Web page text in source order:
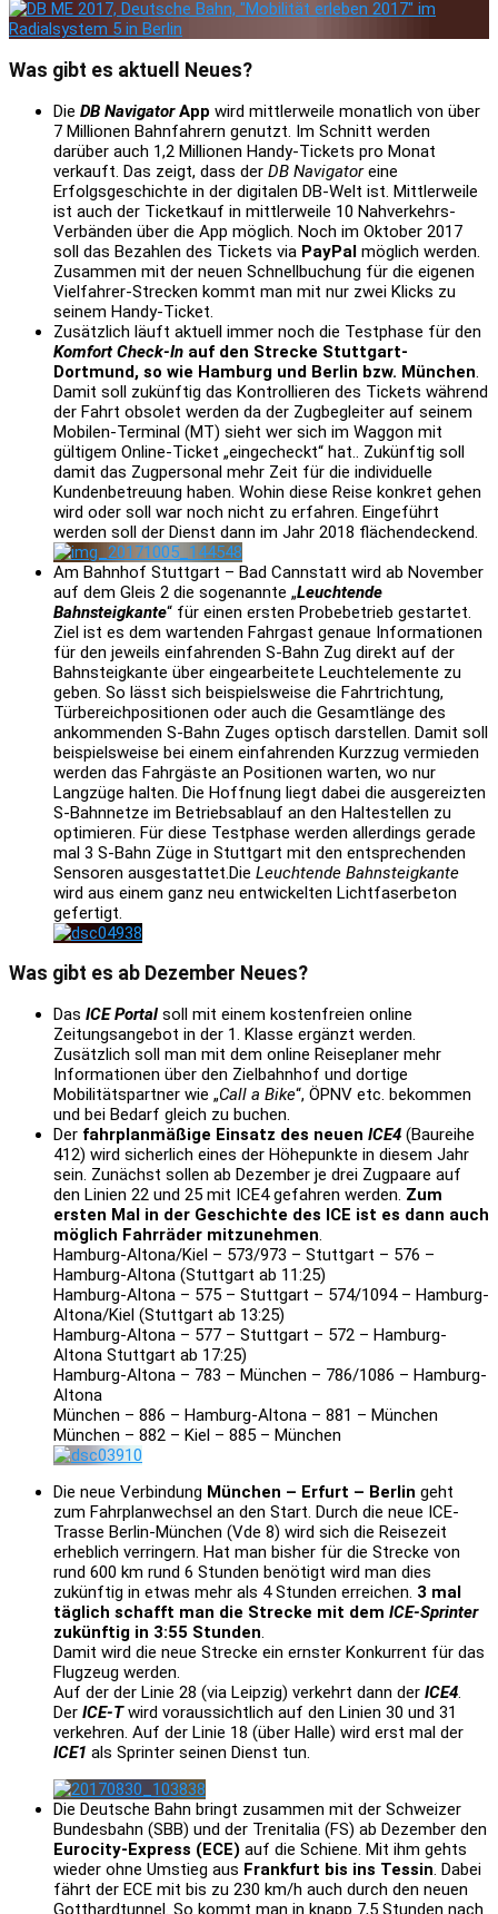
Was gibt es aktuell Neues?
Die DB NavigatorApp wird mittlerweile monatlich von über
7 Millionen Bahnfahrern genutzt. Im Schnitt werden
darüber auch 1,2 Millionen Handy-Tickets pro Monat
verkauft. Das zeigt, dass der DB Navigatoreine
Erfolgsgeschichte in der digitalen DB-Welt ist. Mittlerweile
ist auch der Ticketkauf in mittlerweile 10 Nahverkehrs-
Verbänden über die App möglich. Noch im Oktober 2017
soll das Bezahlen des Tickets via PayPal möglich werden.
Zusammen mit der neuen Schnellbuchung für die eigenen
Vielfahrer-Strecken kommt man mit nur zwei Klicks zu
seinem Handy-Ticket.
Zusätzlich läuft aktuell immer noch die Testphase für den
Komfort Check-In auf den Strecke Stuttgart-
Dortmund, so wie Hamburg und Berlin bzw. München
Damit soll zukünftig das Kontrollieren des Tickets während
der Fahrt obsolet werden da der Zugbegleiter auf seinem
Mobilen-Terminal (MT) sieht wer sich im Waggon mit
gültigem Online-Ticket „eingecheckt“ hat.. Zukünftig soll
damit das Zugpersonal mehr Zeit für die individuelle
Kundenbetreuung haben. Wohin diese Reise konkret gehen
wird oder soll war noch nicht zu erfahren. Eingeführt
werden soll der Dienst dann im Jahr 2018 flächendeckend.
Am Bahnhof Stuttgart – Bad Cannstatt wird ab November
auf dem Gleis 2 die sogenannte „Leuchtende
Bahnsteigkante“ für einen ersten Probebetrieb gestartet.
Ziel ist es dem wartenden Fahrgast genaue Informationen
für den jeweils einfahrenden S-Bahn Zug direkt auf der
Bahnsteigkante über eingearbeitete Leuchtelemente zu
geben. So lässt sich beispielsweise die Fahrtrichtung,
Türbereichpositionen oder auch die Gesamtlänge des
ankommenden S-Bahn Zuges optisch darstellen. Damit soll
beispielsweise bei einem einfahrenden Kurzzug vermieden
werden das Fahrgäste an Positionen warten, wo nur
Langzüge halten. Die Hoffnung liegt dabei die ausgereizten
S-Bahnnetze im Betriebsablauf an den Haltestellen zu
optimieren. Für diese Testphase werden allerdings gerade
mal 3 S-Bahn Züge in Stuttgart mit den entsprechenden
Sensoren ausgestattet.Die Leuchtende Bahnsteigkante
wird aus einem ganz neu entwickelten Lichtfaserbeton
gefertigt.
Was gibt es ab Dezember Neues?
Das ICE Portal soll mit einem kostenfreien online
Zeitungsangebot in der 1. Klasse ergänzt werden.
Zusätzlich soll man mit dem online Reiseplaner mehr
Informationen über den Zielbahnhof und dortige
Mobilitätspartner wie „Call a Bike“, ÖPNV etc. bekommen
und bei Bedarf gleich zu buchen.
Der fahrplanmäßige Einsatz des neuen ICE4 (Baureihe
412) wird sicherlich eines der Höhepunkte in diesem Jahr
sein. Zunächst sollen ab Dezember je drei Zugpaare auf
den Linien 22 und 25 mit ICE4 gefahren werden. Zum
ersten Mal in der Geschichte des ICE ist es dann auch
möglich Fahrräder mitzunehmen.
Hamburg-Altona/Kiel – 573/973 – Stuttgart – 576 –
Hamburg-Altona (Stuttgart ab 11:25)
Hamburg-Altona – 575 – Stuttgart – 574/1094 – Hamburg-
Altona/Kiel (Stuttgart ab 13:25)
Hamburg-Altona – 577 – Stuttgart – 572 – Hamburg-
Altona Stuttgart ab 17:25)
Hamburg-Altona – 783 – München – 786/1086 – Hamburg-
Altona
München – 886 – Hamburg-Altona – 881 – München
München – 882 – Kiel – 885 – München
Die neue Verbindung München – Erfurt – Berlin geht
zum Fahrplanwechsel an den Start. Durch die neue ICE-
Trasse Berlin-München (Vde 8) wird sich die Reisezeit
erheblich verringern. Hat man bisher für die Strecke von
rund 600 km rund 6 Stunden benötigt wird man dies
zukünftig in etwas mehr als 4 Stunden erreichen. 3 mal
täglich schafft man die Strecke mit dem ICE-Sprinter
zukünftig in 3:55 Stunden.
Damit wird die neue Strecke ein ernster Konkurrent für das
Flugzeug werden.
Auf der der Linie 28 (via Leipzig) verkehrt dann der ICE4.
Der ICE-Twird voraussichtlich auf den Linien 30 und 31
verkehren. Auf der Linie 18 (über Halle) wird erst mal der
ICE1 als Sprinter seinen Dienst tun.
Die Deutsche Bahn bringt zusammen mit der Schweizer
Bundesbahn (SBB) und der Trenitalia (FS) ab Dezember den
Eurocity-Express (ECE) auf die Schiene. Mit ihm gehts
wieder ohne Umstieg aus Frankfurt bis ins Tessin. Dabei
fährt der ECE mit bis zu 230 km/h auch durch den neuen
Gotthardtunnel. So kommt man in knapp 7,5 Stunden nach